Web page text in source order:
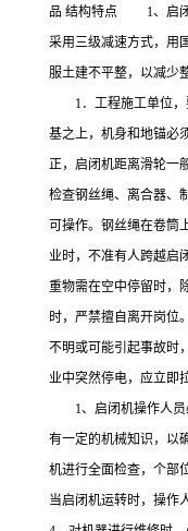
品 结构特点 1、启闭
采用三级减速方式，用
服土建不平整，以减少
1．工程施工单位，
基之上，机身和地锚必
正，启闭机距离滑轮
检查钢丝绳、离合器、
可操作。钢丝绳在卷筒
业时，不准有人跨越
重物需在空中停留时，
时，严禁擅自离开岗
不明或可能引起事故时
业中突然停电，应立即
1、启闭机操作人员
有一定的机械知识，
机进行全面检查，个
当启闭机运转时，操